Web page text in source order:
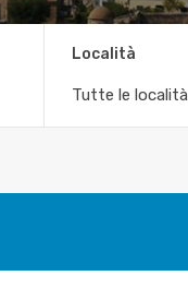
Località
Tutte le località